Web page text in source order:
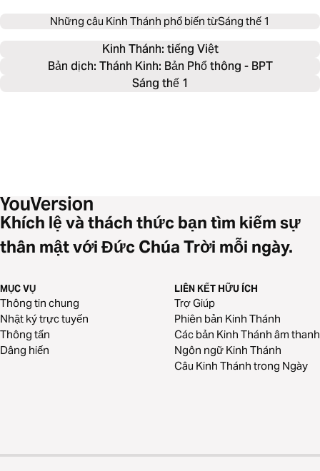
Những câu Kinh Thánh phổ biến từSáng thế 1
Kinh Thánh: tiếng Việt
Bản dịch: Thánh Kinh: Bản Phổ thông - BPT
Sáng thế 1
Khích lệ và thách thức bạn tìm kiếm sự
thân mật với Đức Chúa Trời mỗi ngày.
MỤC VỤ
Thông tin chung
Nhật ký trực tuyến
Thông tấn
Dâng hiến
LIÊN KẾT HỮU ÍCH
Trợ Giúp
Phiên bản Kinh Thánh
Các bản Kinh Thánh âm thanh
Ngôn ngữ Kinh Thánh
Câu Kinh Thánh trong Ngày